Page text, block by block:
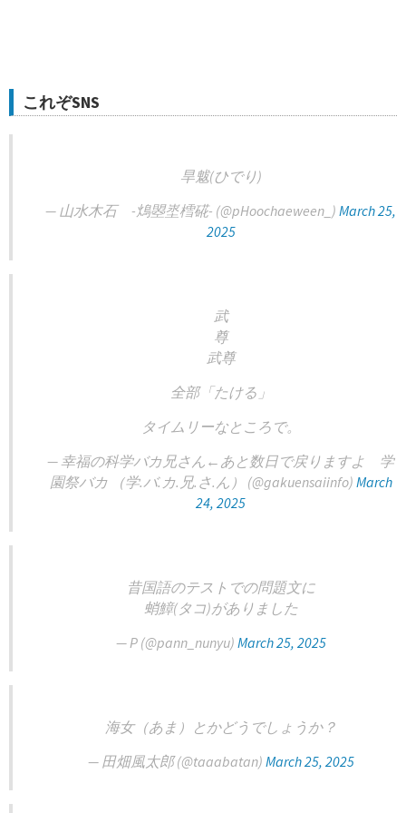
これぞSNS
旱魃(ひでり)
— 山水木石 -䲴曌埊樰硴- (@pHoochaeween_) March 25,
2025
武
尊
武尊
全部「たける」
タイムリーなところで。
— 幸福の科学バカ兄さん←あと数日で戻りますよ 学
園祭バカ （学.バ.カ.兄.さ.ん） (@gakuensaiinfo) March
24, 2025
昔国語のテストでの問題文に
蛸鱆(タコ)がありました
— P (@pann_nunyu) March 25, 2025
海女（あま）とかどうでしょうか？
— 田畑風太郎 (@taaabatan) March 25, 2025